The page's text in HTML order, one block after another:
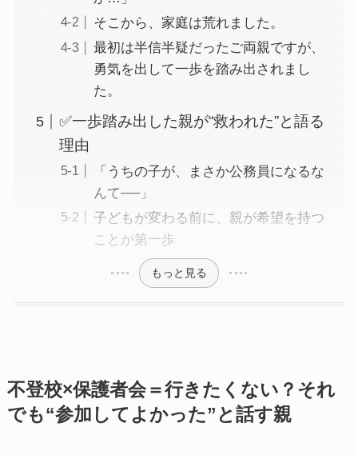
そこから、家庭は荒れました。
最初は半信半疑だったご両親ですが、
勇気を出して一歩を踏み出されまし
た。
✅一歩踏み出した親が“救われた”と語る
理由
「うちの子が、まさか公務員になるな
んて──」
子どもが変わる前に、親が希望を持つ
ことが第一歩
もっと見る
不登校×保護者会＝行きたくない？それ
でも“参加してよかった”と話す親